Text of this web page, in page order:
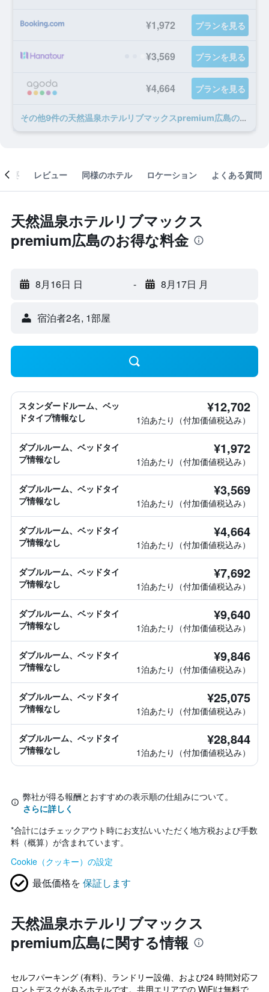
¥1,972 プランを見る
¥3,569 プランを見る
¥4,664 プランを見る
​その他9​件の天然温泉ホテルリブマックスpremium広島のオファー
概要 レビュー 同様のホテル ロケーション よくある質問
天然温泉ホテルリブマックス
premium広島のお得な料金
8月16日 日 - 8月17日 月
宿泊者2名, 1​部屋
スタンダードルーム、ベッ
ドタイプ情報なし
¥12,702
1泊あたり（付加価値税込み）
ダブルルーム、ベッドタイ
プ情報なし
¥1,972
1泊あたり（付加価値税込み）
ダブルルーム、ベッドタイ
プ情報なし
¥3,569
1泊あたり（付加価値税込み）
ダブルルーム、ベッドタイ
プ情報なし
¥4,664
1泊あたり（付加価値税込み）
ダブルルーム、ベッドタイ
プ情報なし
¥7,692
1泊あたり（付加価値税込み）
ダブルルーム、ベッドタイ
プ情報なし
¥9,640
1泊あたり（付加価値税込み）
ダブルルーム、ベッドタイ
プ情報なし
¥9,846
1泊あたり（付加価値税込み）
ダブルルーム、ベッドタイ
プ情報なし
¥25,075
1泊あたり（付加価値税込み）
ダブルルーム、ベッドタイ
プ情報なし
¥28,844
1泊あたり（付加価値税込み）
弊社が得る報酬とおすすめの表示順の仕組みについて。
さらに詳しく
*合計にはチェックアウト時にお支払いいただく地方税および手数
料（概算）が含まれています。
Cookie（クッキー）の設定
最低価格を 保証します
天然温泉ホテルリブマックス
premium広島に関する情報
セルフパーキング (有料)、ランドリー設備、および24 時間対応フ
ロントデスクがあるホテルです。共用エリアでの WiFiは無料で